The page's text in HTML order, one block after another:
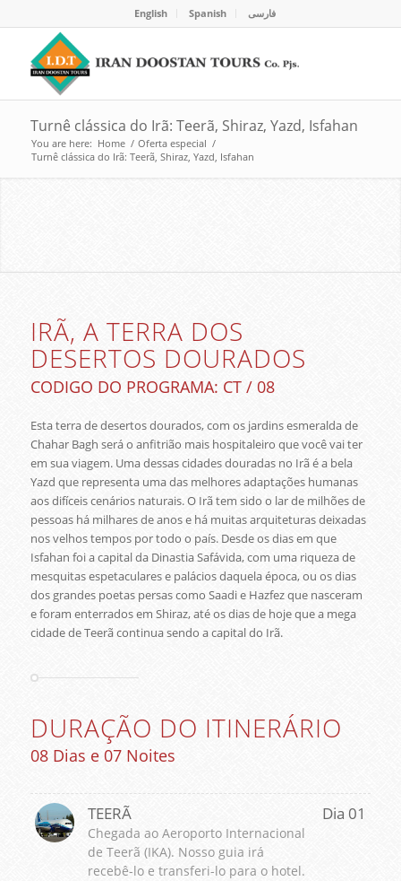
English Spanish فارسی
Turnê clássica do Irã: Teerã, Shiraz, Yazd, Isfahan
You are here: Home / Oferta especial /
Turnê clássica do Irã: Teerã, Shiraz, Yazd, Isfahan
IRÃ, A TERRA DOS
DESERTOS DOURADOS
CODIGO DO PROGRAMA: CT / 08
Esta terra de desertos dourados, com os jardins esmeralda de
Chahar Bagh será o anfitrião mais hospitaleiro que você vai ter
em sua viagem. Uma dessas cidades douradas no Irã é a bela
Yazd que representa uma das melhores adaptações humanas
aos difíceis cenários naturais. O Irã tem sido o lar de milhões de
pessoas há milhares de anos e há muitas arquiteturas deixadas
nos velhos tempos por todo o país. Desde os dias em que
Isfahan foi a capital da Dinastia Safávida, com uma riqueza de
mesquitas espetaculares e palácios daquela época, ou os dias
dos grandes poetas persas como Saadi e Hazfez que nasceram
e foram enterrados em Shiraz, até os dias de hoje que a mega
cidade de Teerã continua sendo a capital do Irã.
DURAÇÃO DO ITINERÁRIO
08 Dias e 07 Noites
TEERÃ Dia 01
Chegada ao Aeroporto Internacional
de Teerã (IKA). Nosso guia irá
recebê-lo e transferi-lo para o hotel.